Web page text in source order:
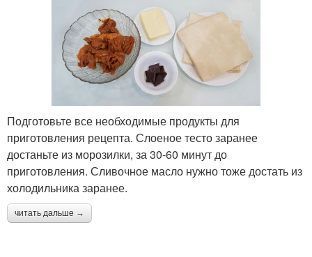
Подготовьте все необходимые продукты для
приготовления рецепта. Слоеное тесто заранее
достаньте из морозилки, за 30-60 минут до
приготовления. Сливочное масло нужно тоже достать из
холодильника заранее.
читать дальше →